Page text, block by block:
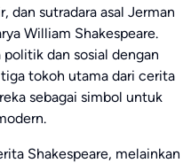
dan sutradara asal Jerman
William Shakespeare.
dan sosial dengan
tokoh utama dari cerita
sebagai simbol untuk
Shakespeare, melainkan